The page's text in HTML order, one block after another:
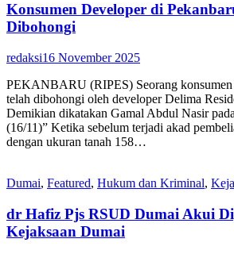
Konsumen Developer di
Dibohongi
redaksi16 November 2025
PEKANBARU (RIPES) Seorang
telah dibohongi oleh developer Delima
Demikian dikatakan Gamal Abdul Nasir
(16/11)” Ketika sebelum terjadi akad
dengan ukuran tanah 158…
Dumai, Featured, Hukum dan Kriminal,
dr Hafiz Pjs RSUD Dumai Akui
Kejaksaan Dumai